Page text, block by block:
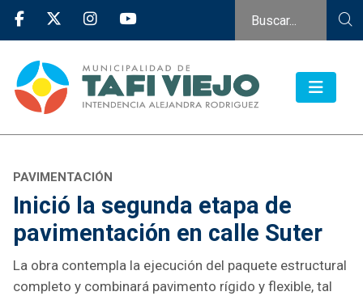
PAVIMENTACIÓN
Inició la segunda etapa de
pavimentación en calle Suter
La obra contempla la ejecución del paquete estructural
completo y combinará pavimento rígido y flexible, tal